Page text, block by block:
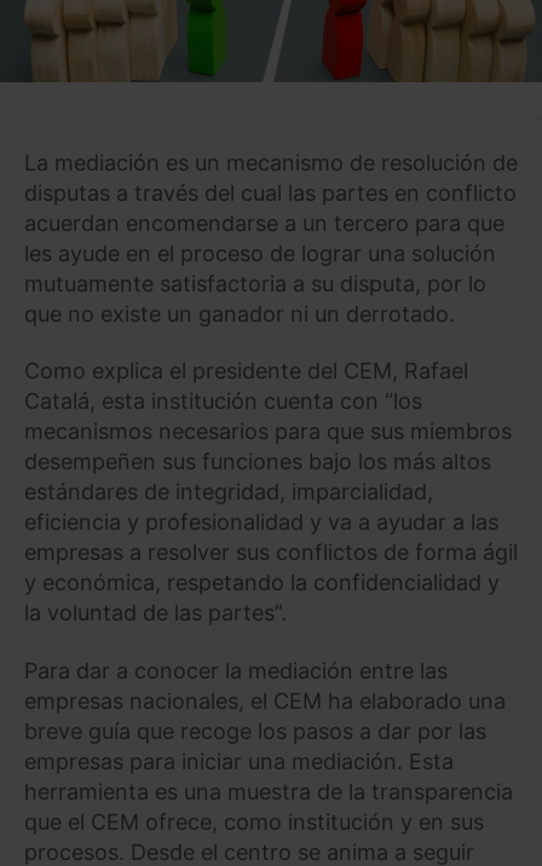
La mediación es un mecanismo de resolución de
disputas a través del cual las partes en conflicto
acuerdan encomendarse a un tercero para que
les ayude en el proceso de lograr una solución
mutuamente satisfactoria a su disputa, por lo
que no existe un ganador ni un derrotado.
Como explica el presidente del CEM, Rafael
Catalá, esta institución cuenta con “los
mecanismos necesarios para que sus miembros
desempeñen sus funciones bajo los más altos
estándares de integridad, imparcialidad,
eficiencia y profesionalidad y va a ayudar a las
empresas a resolver sus conflictos de forma ágil
y económica, respetando la confidencialidad y
la voluntad de las partes”.
Para dar a conocer la mediación entre las
empresas nacionales, el CEM ha elaborado una
breve guía que recoge los pasos a dar por las
empresas para iniciar una mediación. Esta
herramienta es una muestra de la transparencia
que el CEM ofrece, como institución y en sus
procesos. Desde el centro se anima a seguir